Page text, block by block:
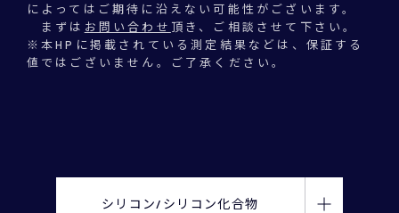
によってはご期待に沿えない可能性がございます。
まずは お問い合わせ 頂き、ご相談させて下さい。
※本HPに掲載されている測定結果などは、保証する
値ではございません。ご了承ください。
シリコン/ シリコン化合物